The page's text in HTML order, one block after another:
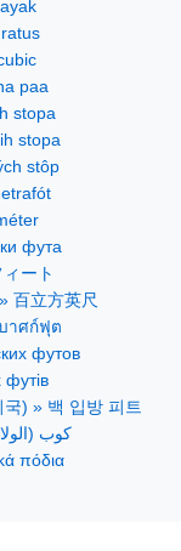
paa
stopa
stopa
stôp
фута
ート
百立方英尺
าศก์ฟุต
футов
국) » 백 입방 피트
كوب
πόδια